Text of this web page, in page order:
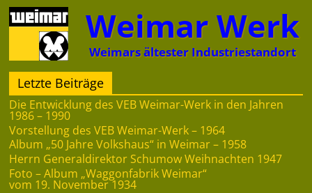
Zum
Inhalt
springen
Weimar Werk
Weimars ältester Industriestandort
Letzte Beiträge
Die Entwicklung des VEB Weimar-Werk in den Jahren
1986 – 1990
Vorstellung des VEB Weimar-Werk – 1964
Album „50 Jahre Volkshaus“ in Weimar – 1958
Herrn Generaldirektor Schumow Weihnachten 1947
Foto – Album „Waggonfabrik Weimar“
vom 19. November 1934